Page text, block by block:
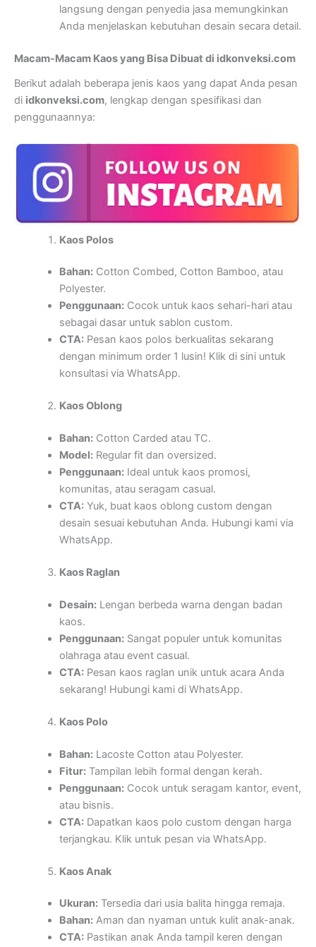
langsung dengan penyedia jasa memungkinkan
Anda menjelaskan kebutuhan desain secara detail.
Macam-Macam Kaos yang Bisa Dibuat di idkonveksi.com
Berikut adalah beberapa jenis kaos yang dapat Anda pesan
di idkonveksi.com, lengkap dengan spesifikasi dan
penggunaannya:
Kaos Polos
Bahan:Cotton Combed, Cotton Bamboo, atau
Polyester.
Penggunaan:Cocok untuk kaos sehari-hari atau
sebagai dasar untuk sablon custom.
CTA:Pesan kaos polos berkualitas sekarang
dengan minimum order 1 lusin! Klik di sini untuk
konsultasi via WhatsApp.
Kaos Oblong
Bahan:Cotton Carded atau TC.
Model:Regular fit dan oversized.
Penggunaan:Ideal untuk kaos promosi,
komunitas, atau seragam casual.
CTA:Yuk, buat kaos oblong custom dengan
desain sesuai kebutuhan Anda. Hubungi kami via
WhatsApp.
Kaos Raglan
Desain:Lengan berbeda warna dengan badan
kaos.
Penggunaan:Sangat populer untuk komunitas
olahraga atau event casual.
CTA:Pesan kaos raglan unik untuk acara Anda
sekarang! Hubungi kami di WhatsApp.
Kaos Polo
Bahan:Lacoste Cotton atau Polyester.
Fitur:Tampilan lebih formal dengan kerah.
Penggunaan:Cocok untuk seragam kantor, event,
atau bisnis.
CTA:Dapatkan kaos polo custom dengan harga
terjangkau. Klik untuk pesan via WhatsApp.
Kaos Anak
Ukuran:Tersedia dari usia balita hingga remaja.
Bahan:Aman dan nyaman untuk kulit anak-anak.
CTA:Pastikan anak Anda tampil keren dengan